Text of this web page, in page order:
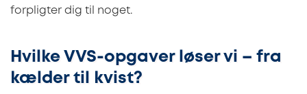
forpligter dig til noget.
Hvilke VVS-opgaver løser vi – fra
kælder til kvist?